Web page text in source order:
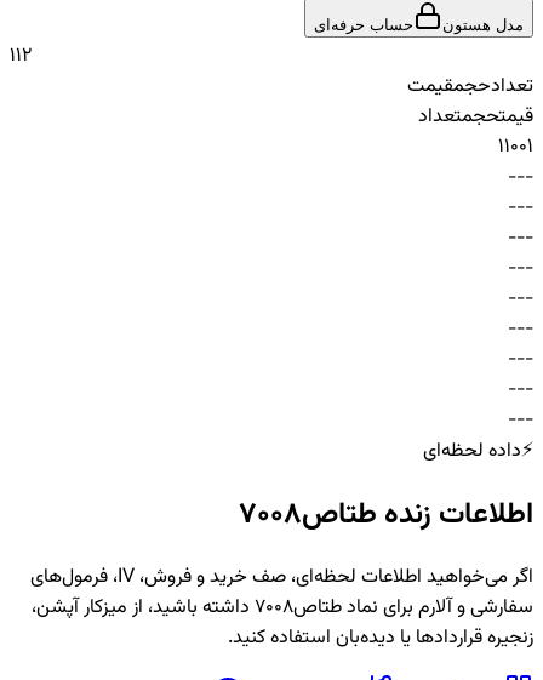
مدل هستون حساب حرفه‌ای
112
تعدادحجمقیمت
قیمتحجمتعداد
11001
-
-
-
-
-
-
-
-
-
-
-
-
-
-
-
-
-
-
-
-
-
-
-
-
-
-
-
⚡داده لحظه‌ای
اطلاعات زنده طتاص7008
اگر می‌خواهید اطلاعات لحظه‌ای، صف خرید و فروش، IV، فرمول‌های
سفارشی و آلارم برای نمادطتاص7008
داشته باشید، از میزکار آپشن،
زنجیره قراردادها یا دیده‌بان استفاده کنید.